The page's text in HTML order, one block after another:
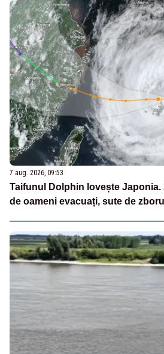
7 aug. 2026, 09:53
Taifunul Dolphin lovește Japonia.
de oameni evacuați, sute de